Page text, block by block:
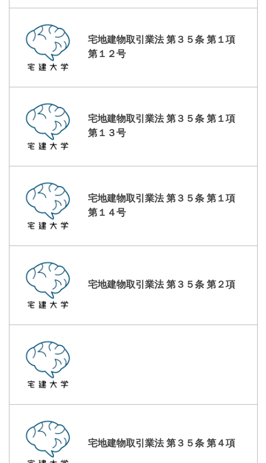
宅地建物取引業法 第３５条 第１項
第１２号
宅地建物取引業法 第３５条 第１項
第１３号
宅地建物取引業法 第３５条 第１項
第１４号
宅地建物取引業法 第３５条 第２項
宅地建物取引業法 第３５条 第４項